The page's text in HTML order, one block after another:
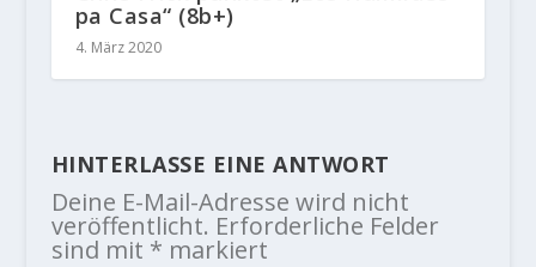
pa Casa“ (8b+)
4. März 2020
HINTERLASSE EINE ANTWORT
Deine E-Mail-Adresse wird nicht
veröffentlicht. Erforderliche Felder
sind mit * markiert